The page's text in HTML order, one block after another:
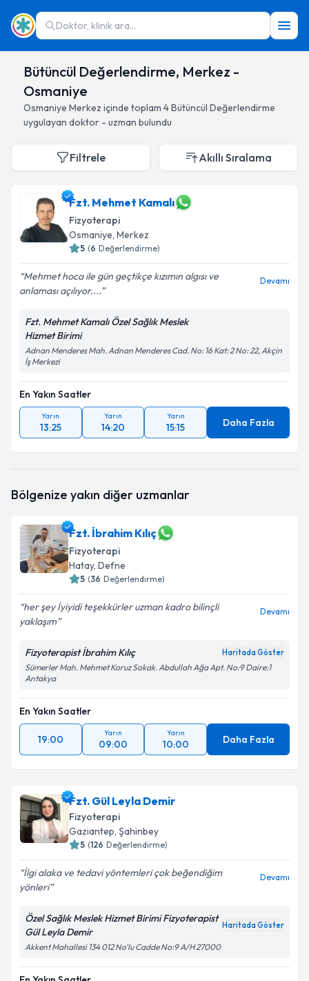
Doktor, klinik ara...
Bütüncül Değerlendirme, Merkez -
Osmaniye
Osmaniye Merkez içinde toplam 4Bütüncül Değerlendirme
uygulayan doktor - uzman bulundu
Filtrele Akıllı Sıralama
Fzt. Mehmet Kamalı
Fizyoterapi
Osmaniye, Merkez
5 (6 Değerlendirme)
Mehmet hoca ile gün geçtikçe kızımın algısı ve
anlaması açılıyor....
Devamı
Fzt. Mehmet Kamalı Özel Sağlık Meslek
Hizmet Birimi
Adnan Menderes Mah. Adnan Menderes Cad. No: 16 Kat: 2 No: 22, Akçin
İş Merkezi
En Yakın Saatler
Yarın
13:25
Yarın
14:20
Yarın
15:15 Daha Fazla
Bölgenize yakın diğer uzmanlar
Fzt. İbrahim Kılıç
Fizyoterapi
Hatay, Defne
5 (36 Değerlendirme)
her şey İyiyidi teşekkürler uzman kadro bilinçli
yaklaşım
Devamı
Fizyoterapist İbrahim Kılıç Haritada Göster
Sümerler Mah. Mehmet Koruz Sokak. Abdullah Ağa Apt. No:9 Daire:1
Antakya
En Yakın Saatler
19:00
Yarın
09:00
Yarın
10:00 Daha Fazla
Fzt. Gül Leyla Demir
Fizyoterapi
Gaziantep, Şahinbey
5 (126 Değerlendirme)
İlgi alaka ve tedavi yöntemleri çok beğendiğim
yönleri
Devamı
Özel Sağlık Meslek Hizmet Birimi Fizyoterapist
Gül Leyla Demir
Haritada Göster
Akkent Mahallesi 134 012 No'lu Cadde No:9 A/H 27000